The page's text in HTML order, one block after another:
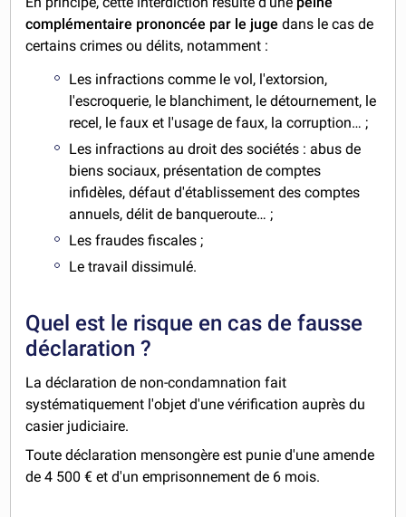
complémentaire prononcée par le juge dans le cas de
certains crimes ou délits, notamment :
Les infractions comme le vol, l'extorsion,
l'escroquerie, le blanchiment, le détournement, le
recel, le faux et l'usage de faux, la corruption… ;
Les infractions au droit des sociétés : abus de
biens sociaux, présentation de comptes
infidèles, défaut d'établissement des comptes
annuels, délit de banqueroute… ;
Les fraudes fiscales ;
Le travail dissimulé.
Quel est le risque en cas de fausse
déclaration ?
La déclaration de non-condamnation fait
systématiquement l'objet d'une vérification auprès du
casier judiciaire.
Toute déclaration mensongère est punie d'une amende
de 4 500 € et d'un emprisonnement de 6 mois.